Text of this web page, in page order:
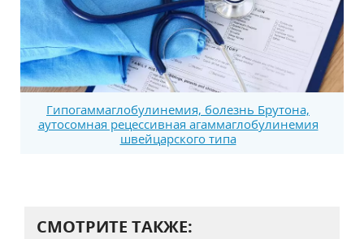
Гипогаммаглобулинемия, болезнь Брутона,
аутосомная рецессивная агаммаглобулинемия
швейцарского типа
СМОТРИТЕ ТАКЖЕ: